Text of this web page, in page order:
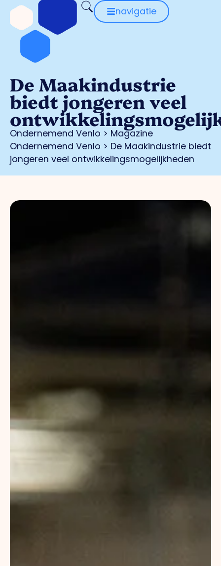
navigatie
De Maakindustrie
biedt jongeren veel
Ondernemend Venlo > Magazine
Ondernemend Venlo > De Maakindustrie biedt
jongeren veel ontwikkelingsmogelijkheden